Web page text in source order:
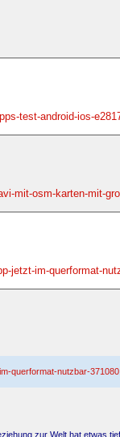
test-android-ios-
mit-osm-karten-mit-
jetzt-im-querformat-
querformat-nutzbar-
zur Welt hat etwas